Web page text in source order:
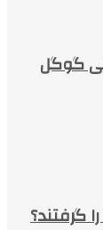
گوگل
گرفتند؟